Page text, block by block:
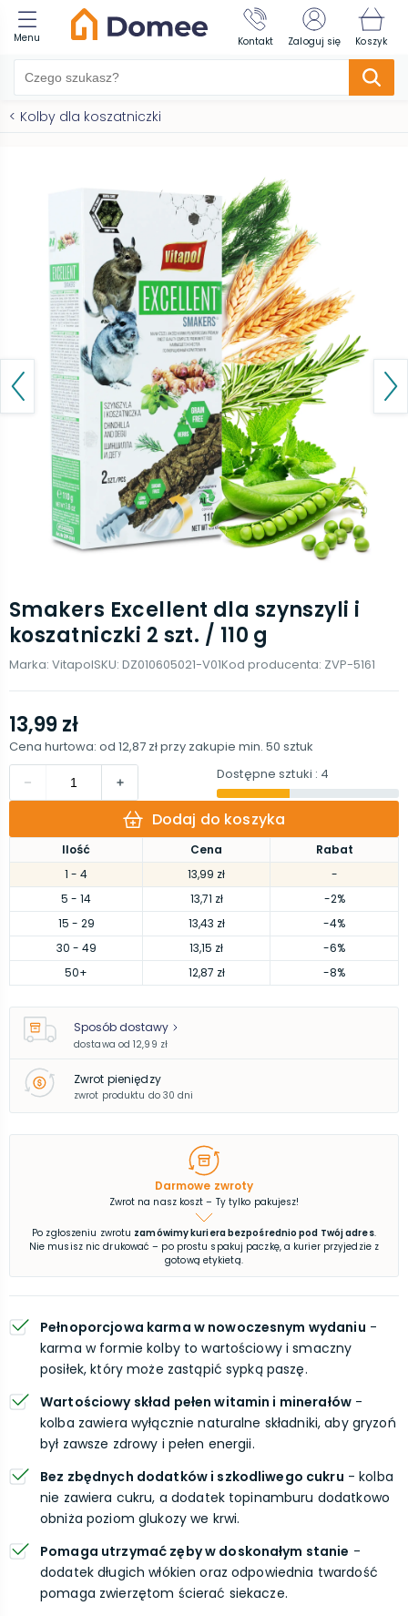
Menu Kontakt Zaloguj się Koszyk
< Kolby dla koszatniczki
Smakers Excellent dla szynszyli i
koszatniczki 2 szt. / 110 g
Marka: VitapolSKU: DZ010605021-V01Kod producenta: ZVP-5161
Ilość Cena
Rabat
1 - 4 13,99 zł
-
5 - 14 13,71 zł
-2%
15 - 29 13,43 zł
-4%
30 - 49 13,15 zł
-6%
50+ 12,87 zł -8%
13,99 zł
Cena hurtowa: od 12,87 złprzy zakupie min. 50 sztuk
Dostępne sztuki : 4
Dodaj do koszyka
Sposób dostawy
dostawa od 12,99 zł
Zwrot pieniędzy
zwrot produktu do 30 dni
Darmowe zwroty
Zwrot na nasz koszt – Ty tylko pakujesz!
Po zgłoszeniu zwrotu zamówimy kuriera bezpośrednio pod Twój adres.
Nie musisz nic drukować – po prostu spakuj paczkę, a kurier przyjedzie z
gotową etykietą.
Pełnoporcjowa karma w nowoczesnym wydaniu -
karma w formie kolby to wartościowy i smaczny
posiłek, który może zastąpić sypką paszę.
Wartościowy skład pełen witamin i minerałów -
kolba zawiera wyłącznie naturalne składniki, aby gryzoń
był zawsze zdrowy i pełen energii.
Bez zbędnych dodatków i szkodliwego cukru - kolba
nie zawiera cukru, a dodatek topinamburu dodatkowo
obniża poziom glukozy we krwi.
Pomaga utrzymać zęby w doskonałym stanie -
dodatek długich włókien oraz odpowiednia twardość
pomaga zwierzętom ścierać siekacze.